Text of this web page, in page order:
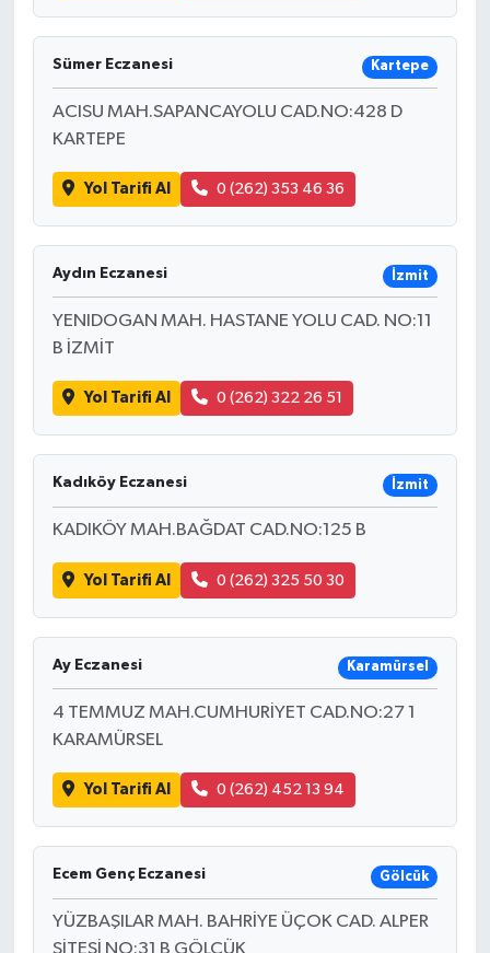
Sümer Eczanesi Kartepe
ACISU MAH.SAPANCAYOLU CAD.NO:428 D
KARTEPE
Yol Tarifi Al 0 (262) 353 46 36
Aydın Eczanesi İzmit
YENIDOGAN MAH. HASTANE YOLU CAD. NO:11
B İZMİT
Yol Tarifi Al 0 (262) 322 26 51
Kadıköy Eczanesi İzmit
KADIKÖY MAH.BAĞDAT CAD.NO:125 B
Yol Tarifi Al 0 (262) 325 50 30
Ay Eczanesi Karamürsel
4 TEMMUZ MAH.CUMHURİYET CAD.NO:27 1
KARAMÜRSEL
Yol Tarifi Al 0 (262) 452 13 94
Ecem Genç Eczanesi Gölcük
YÜZBAŞILAR MAH. BAHRİYE ÜÇOK CAD. ALPER